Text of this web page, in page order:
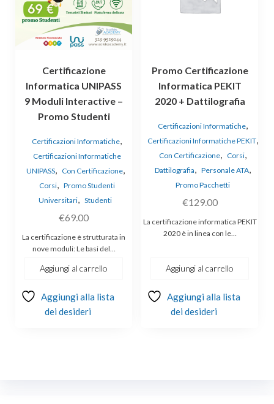
Certificazione
Informatica UNIPASS
9 Moduli Interactive –
Promo Studenti
Certificazioni Informatiche,
Certificazioni Informatiche
UNIPASS, Con Certificazione,
Corsi, Promo Studenti
Universitari, Studenti
€69.00
La certificazione è strutturata in
nove moduli: Le basi del…
Aggiungi al carrello
Aggiungi alla lista
dei desideri
Promo Certificazione
Informatica PEKIT
2020 + Dattilografia
Certificazioni Informatiche,
Certificazioni Informatiche PEKIT,
Con Certificazione, Corsi,
Dattilografia, Personale ATA,
Promo Pacchetti
€129.00
La certificazione informatica PEKIT
2020 è in linea con le…
Aggiungi al carrello
Aggiungi alla lista
dei desideri